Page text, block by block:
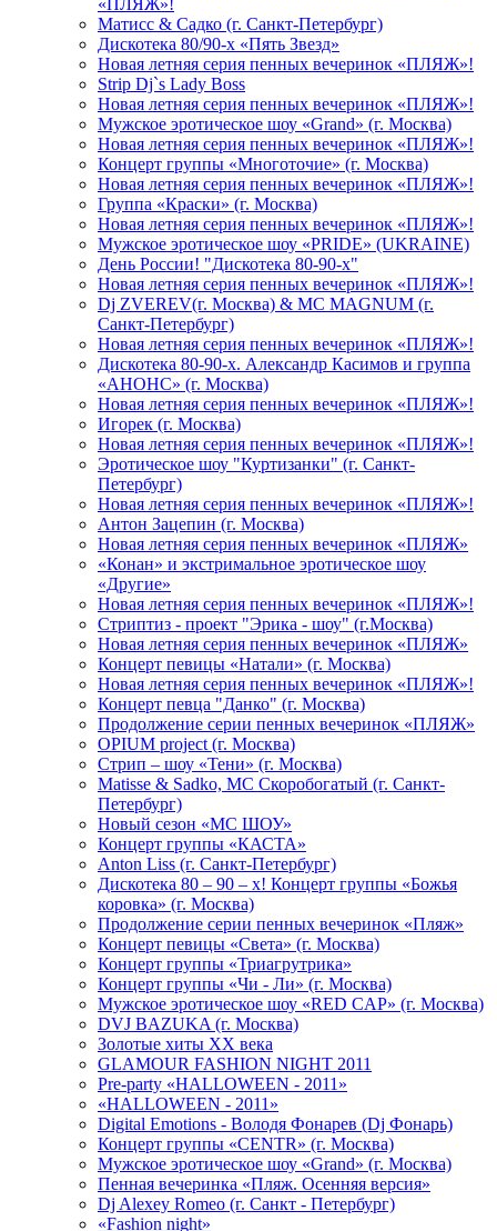
«ПЛЯЖ»!
Матисс & Садко (г. Санкт-Петербург)
Дискотека 80/90-х «Пять Звезд»
Новая летняя серия пенных вечеринок «ПЛЯЖ»!
Strip Dj`s Lady Boss
Новая летняя серия пенных вечеринок «ПЛЯЖ»!
Мужское эротическое шоу «Grand» (г. Москва)
Новая летняя серия пенных вечеринок «ПЛЯЖ»!
Концерт группы «Многоточие» (г. Москва)
Новая летняя серия пенных вечеринок «ПЛЯЖ»!
Группа «Краски» (г. Москва)
Новая летняя серия пенных вечеринок «ПЛЯЖ»!
Мужское эротическое шоу «PRIDE» (UKRAINE)
День России! "Дискотека 80-90-х"
Новая летняя серия пенных вечеринок «ПЛЯЖ»!
Dj ZVEREV(г. Москва) & MC MAGNUM (г.
Санкт-Петербург)
Новая летняя серия пенных вечеринок «ПЛЯЖ»!
Дискотека 80-90-х. Александр Касимов и группа
«АНОНС» (г. Москва)
Новая летняя серия пенных вечеринок «ПЛЯЖ»!
Игорек (г. Москва)
Новая летняя серия пенных вечеринок «ПЛЯЖ»!
Эротическое шоу "Куртизанки" (г. Санкт-
Петербург)
Новая летняя серия пенных вечеринок «ПЛЯЖ»!
Антон Зацепин (г. Москва)
Новая летняя серия пенных вечеринок «ПЛЯЖ»
«Конан» и экстримальное эротическое шоу
«Другие»
Новая летняя серия пенных вечеринок «ПЛЯЖ»!
Стриптиз - проект "Эрика - шоу" (г.Москва)
Новая летняя серия пенных вечеринок «ПЛЯЖ»
Концерт певицы «Натали» (г. Москва)
Новая летняя серия пенных вечеринок «ПЛЯЖ»!
Концерт певца "Данко" (г. Москва)
Продолжение серии пенных вечеринок «ПЛЯЖ»
OPIUM project (г. Москва)
Стрип – шоу «Тени» (г. Москва)
Matissе & Sadko, MC Скоробогатый (г. Санкт-
Петербург)
Новый сезон «МС ШОУ»
Концерт группы «КАСТА»
Anton Liss (г. Санкт-Петербург)
Дискотека 80 – 90 – х! Концерт группы «Божья
коровка» (г. Москва)
Продолжение серии пенных вечеринок «Пляж»
Концерт певицы «Света» (г. Москва)
Концерт группы «Триагрутрика»
Концерт группы «Чи - Ли» (г. Москва)
Мужское эротическое шоу «RED CAP» (г. Москва)
DVJ BAZUKA (г. Москва)
Золотые хиты XX века
GLAMOUR FASHION NIGHT 2011
Pre-party «HALLOWEEN - 2011»
«HALLOWEEN - 2011»
Digital Emotions - Володя Фонарев (Dj Фонарь)
Концерт группы «CENTR» (г. Москва)
Мужское эротическое шоу «Grand» (г. Москва)
Пенная вечеринка «Пляж. Осенняя версия»
Dj Alexey Romeo (г. Санкт - Петербург)
«Fashion night»